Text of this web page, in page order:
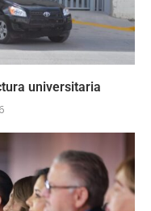
universitaria